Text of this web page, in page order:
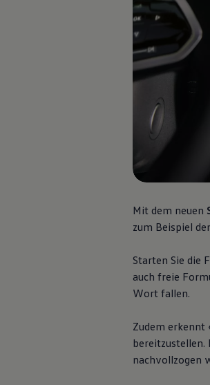
Dienste für Ihr Modell
Volkswagen Apps, Login
Handy und Fahrzeug
Updates für Software,
Digitales Bordbuch
2G/3G Netzabschaltung
Fussball-Engagement
Volkswagen Magazin
Mit dem neuen
zum Beispiel
Starten Sie die
auch freie
Wort fallen.
Zudem erkennt
nachvollzogen